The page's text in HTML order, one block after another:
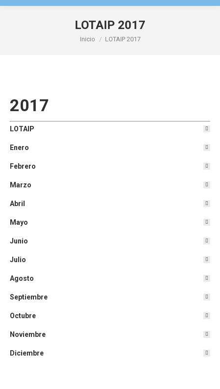
LOTAIP 2017
Estás aquí:
Inicio LOTAIP 2017
2017
LOTAIP
Enero
Febrero
Marzo
Abril
Mayo
Junio
Julio
Agosto
Septiembre
Octubre
Noviembre
Diciembre